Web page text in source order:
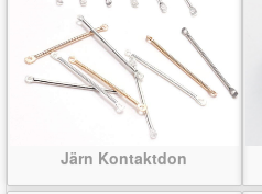
Järn Kontaktdon